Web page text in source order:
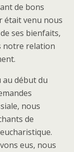
de bons
était venu nous
ses bienfaits,
notre relation
au début du
nous
de
eus, nous